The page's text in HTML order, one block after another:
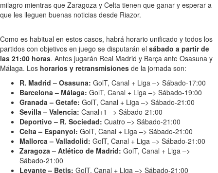
milagro mientras que Zaragoza y Celta tienen que ganar y esperar a
que les lleguen buenas noticias desde Riazor.
Como es habitual en estos casos, habrá horario unificado y todos los
partidos con objetivos en juego se disputarán el sábado a partir de
las 21:00 horas. Antes jugarán Real Madrid y Barça ante Osasuna y
Málaga. Los horarios y retransmisiones de la jornada son:
R. Madrid – Osasuna: GolT, Canal + Liga –> Sábado-17:00
Barcelona – Málaga: GolT, Canal + Liga –> Sábado-19:00
Granada – Getafe: GolT, Canal + Liga –> Sábado-21:00
Sevilla – Valencia: Canal+1 –> Sábado-21:00
Deportivo – R. Sociedad: Cuatro –> Sábado-21:00
Celta – Espanyol: GolT, Canal + Liga –> Sábado-21:00
Mallorca – Valladolid: GolT, Canal + Liga –> Sábado-21:00
Zaragoza – Atlético de Madrid: GolT, Canal + Liga –>
Sábado-21:00
Levante – Betis: GolT, Canal + Liga –> Sábado-21:00